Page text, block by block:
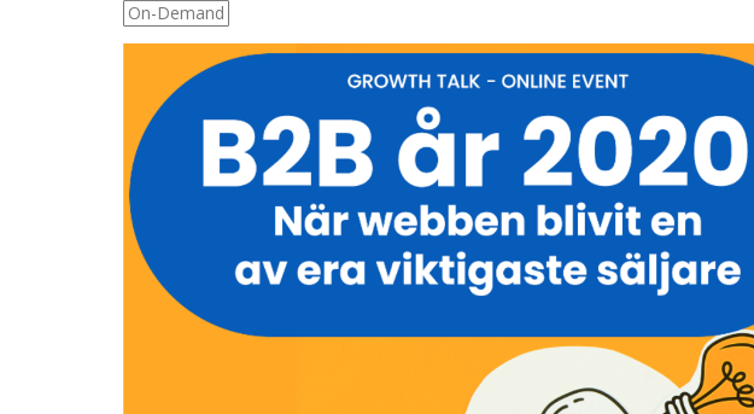
On-Demand